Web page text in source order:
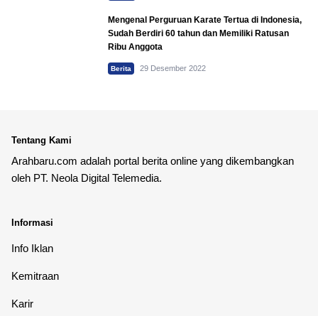
Mengenal Perguruan Karate Tertua di Indonesia,
Sudah Berdiri 60 tahun dan Memiliki Ratusan
Ribu Anggota
Berita 29 Desember 2022
Tentang Kami
Arahbaru.com adalah portal berita online yang dikembangkan
oleh PT. Neola Digital Telemedia.
Informasi
Info Iklan
Kemitraan
Karir